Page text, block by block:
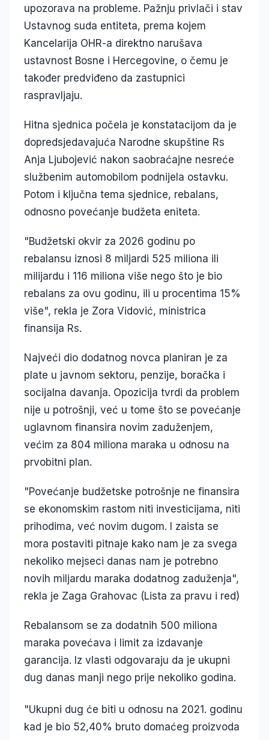
upozorava na probleme. Pažnju privlači i stav
Ustavnog suda entiteta, prema kojem
Kancelarija OHR-a direktno narušava
ustavnost Bosne i Hercegovine, o čemu je
također predviđeno da zastupnici
raspravljaju.
Hitna sjednica počela je konstatacijom da je
dopredsjedavajuća Narodne skupštine Rs
Anja Ljubojević nakon saobraćajne nesreće
službenim automobilom podnijela ostavku.
Potom i ključna tema sjednice, rebalans,
odnosno povećanje budžeta eniteta.
"Budžetski okvir za 2026 godinu po
rebalansu iznosi 8 miljardi 525 miliona ili
milijardu i 116 miliona više nego što je bio
rebalans za ovu godinu, ili u procentima 15%
više", rekla je Zora Vidović, ministrica
finansija Rs.
Najveći dio dodatnog novca planiran je za
plate u javnom sektoru, penzije, boračka i
socijalna davanja. Opozicija tvrdi da problem
nije u potrošnji, već u tome što se povećanje
uglavnom finansira novim zaduženjem,
većim za 804 miliona maraka u odnosu na
prvobitni plan.
"Povećanje budžetske potrošnje ne finansira
se ekonomskim rastom niti investicijama, niti
prihodima, već novim dugom. I zaista se
mora postaviti pitnaje kako nam je za svega
nekoliko mejseci danas nam je potrebno
novih miljardu maraka dodatnog zaduženja",
rekla je Zaga Grahovac (Lista za pravu i red)
Rebalansom se za dodatnih 500 miliona
maraka povećava i limit za izdavanje
garancija. Iz vlasti odgovaraju da je ukupni
dug danas manji nego prije nekoliko godina.
"Ukupni dug će biti u odnosu na 2021. godinu
kad je bio 52,40% bruto domaćeg proizvoda